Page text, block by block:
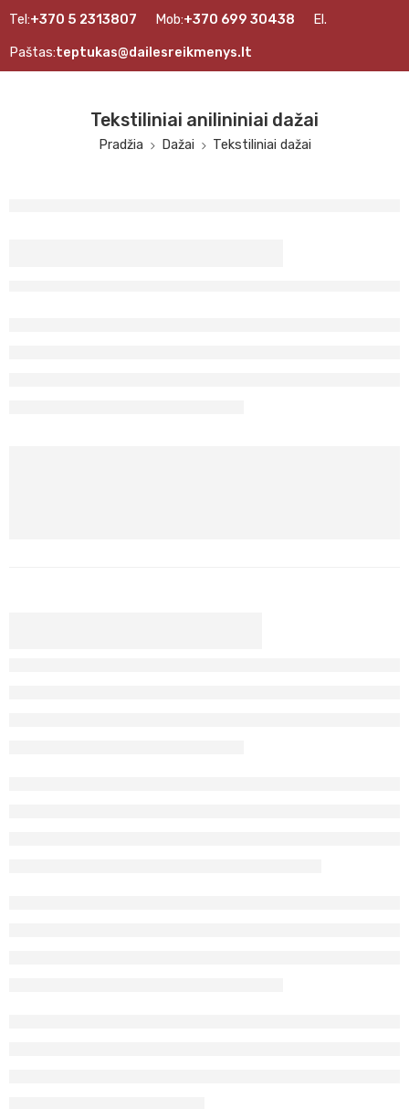
Tel:+370 5 2313807 Mob:+370 699 30438 El.
Paštas:teptukas@dailesreikmenys.lt
Tekstiliniai anilininiai dažai
Pradžia Dažai Tekstiliniai dažai